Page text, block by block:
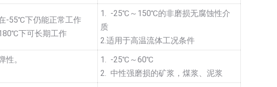
-55℃下仍能正常工作
下可长期工作
1. -25℃～150℃的非磨损无腐蚀性介
质
2.适用于高温流体工况条件
性。
1. -25℃～60℃
2. 中性强磨损的矿浆，煤浆、泥浆